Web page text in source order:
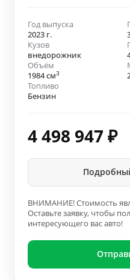
Год выпуска
2023 г.
Кузов
внедорожник
Объём
1984 см3
Топливо
Бензин
4 498 947 ₽
ВНИМАНИЕ! Стоимость
Оставьте заявку, чтобы
интересующего вас авто!